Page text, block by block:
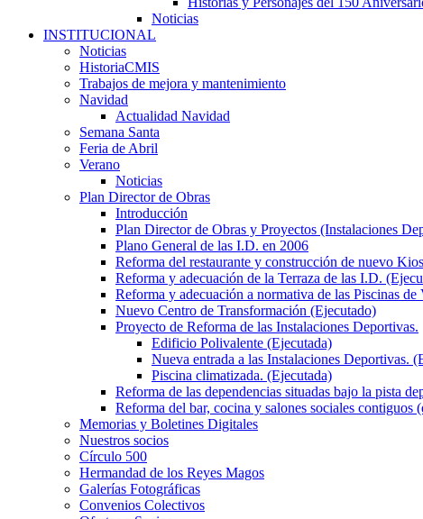
Noticias
INSTITUCIONAL
Noticias
HistoriaCMIS
Trabajos de mejora y mantenimiento
Navidad
Actualidad Navidad
Semana Santa
Feria de Abril
Verano
Noticias
Plan Director de Obras
Introducción
Plan Director de Obras y Proyectos (Instalaciones
Plano General de las I.D. en 2006
Reforma del restaurante y construcción de nuevo
Reforma y adecuación de la Terraza de las I.D.
Reforma y adecuación a normativa de las Piscinas de
Nuevo Centro de Transformación (Ejecutado)
Proyecto de Reforma de las Instalaciones Deportivas.
Edificio Polivalente (Ejecutada)
Nueva entrada a las Instalaciones Deportivas.
Piscina climatizada. (Ejecutada)
Reforma de las dependencias situadas bajo la pista
Reforma del bar, cocina y salones sociales contiguos
Memorias y Boletines Digitales
Nuestros socios
Círculo 500
Hermandad de los Reyes Magos
Galerías Fotográficas
Convenios Colectivos